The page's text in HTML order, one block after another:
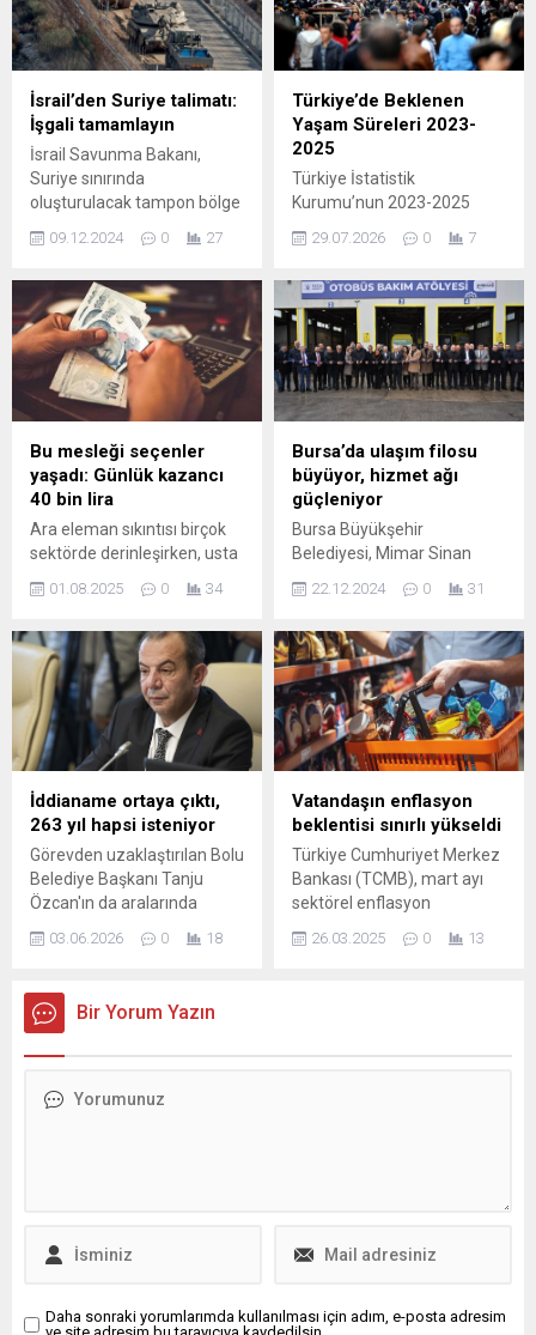
İsrail’den Suriye talimatı:
İşgali tamamlayın
İsrail Savunma Bakanı,
Suriye sınırında
oluşturulacak tampon bölge
ile ilgili talimat verdi. Bu
gelişme, bölgedeki güvenlik
Ayrıntılar için makalemizi
okuyun.
09.12.2024 0 27
Türkiye’de Beklenen
Yaşam Süreleri 2023-
2025
Türkiye İstatistik
Kurumu’nun 2023-2025
dönemi hayat tablolarına
göre, doğuşta beklenen
78,5 yıl olarak hesaplandı.
Bir önceki dönem olan 2022-
2024’te bu süre 78,1 yıl
olarak belirlenmişti. Genel
eğilim, kadınların
erkeklerden daha uzun
yaşadığı yönünde devam
ediyor; doğuşta beklenen
yaşam süresi erkeklerde
75,9 yıl, kadınlarda ise 81,1
yıl...
29.07.2026 0 7
Bu mesleği seçenler
yaşadı: Günlük kazancı
40 bin lira
Ara eleman sıkıntısı birçok
sektörde derinleşirken, usta
da zor hale geliyor. Özellikle
birlikte yeni nesil meslek
erbaplarının azalması,
nitelikli ustalara olan talebi
artırdı.
01.08.2025 0 34
Bursa’da ulaşım filosu
büyüyor, hizmet ağı
güçleniyor
Bursa Büyükşehir
Belediyesi, Mimar Sinan
yüzüyle hizmete açtı. 14
otobüs ve çift katlı yeni
otobüsü BURULAŞ
bünyesine de katan
Büyükşehir Belediyesi,
‘Gezici Şoför Eğitim
Programı’nı da başlatarak
hem şoförlerin kendilerini
geliştirebilmesini hem de
yolculara daha kaliteli
hizmet sunulmasını
sağlayacak. Bursa’da daha
güvenli, erişilebilir...
22.12.2024 0 31
İddianame ortaya çıktı,
263 yıl hapsi isteniyor
Görevden uzaklaştırılan Bolu
Belediye Başkanı Tanju
Özcan'ın da aralarında
olduğu 19 kişinin
yargılanacağı davada
Özcan hakkında 263 yıla
kadar hapis cezası istendi.
03.06.2026 0 18
Vatandaşın enflasyon
beklentisi sınırlı yükseldi
Türkiye Cumhuriyet Merkez
Bankası (TCMB), mart ayı
sektörel enflasyon
beklentilerini duyurdu.
Piyasa katılımcıları ve reel
26.03.2025 0 13
Bir Yorum Yazın
Daha sonraki yorumlarımda kullanılması için adım, e-posta adresim